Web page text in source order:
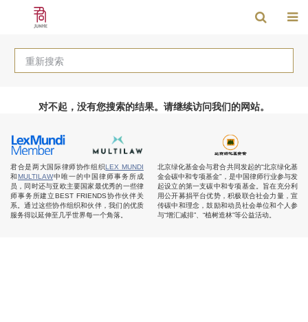
重新搜索
对不起，没有您搜索的结果。请继续访问我们的网站。
君合是两大国际律师协作组织LEX MUNDI
和MULTILAW中唯一的中国律师事务所成
员，同时还与亚欧主要国家最优秀的一些律
师事务所建立BEST FRIENDS协作伙伴关
系。通过这些协作组织和伙伴，我们的优质
服务得以延伸至几乎世界每一个角落。
北京绿化基金会与君合共同发起的“北京绿化基
金会碳中和专项基金”，是中国律师行业参与发
起设立的第一支碳中和专项基金。旨在充分利
用公开募捐平台优势，积极联合社会力量，宣
传碳中和理念，鼓励和动员社会单位和个人参
与“增汇减排”、“植树造林”等公益活动。